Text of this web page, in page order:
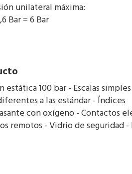
unilateral máxima:
Bar = 6 Bar
estática 100 bar - Escalas
a las estándar - Índices
con oxígeno - Contactos
remotos - Vidrio de seguridad